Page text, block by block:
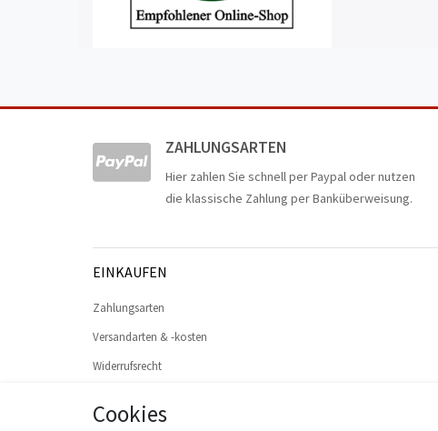
ZAHLUNGSARTEN
Hier zahlen Sie schnell per Paypal oder nutzen
die klassische Zahlung per Banküberweisung.
EINKAUFEN
Zahlungsarten
Versandarten & -kosten
Widerrufsrecht
Zur Kasse
Cookies